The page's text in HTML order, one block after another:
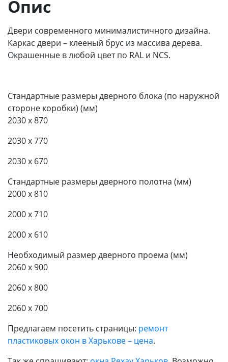
Опис
Двери современного минималистичного дизайна.
Каркас двери – клееный брус из массива дерева.
Окрашенные в любой цвет по RAL и NCS.
Стандартные размеры дверного блока (по наружной
стороне коробки) (мм)
2030 x 870
2030 x 770
2030 x 670
Стандартные размеры дверного полотна (мм)
2000 x 810
2000 x 710
2000 x 610
Необходимый размер дверного проема (мм)
2060 x 900
2060 x 800
2060 x 700
Предлагаем посетить страницы: ремонт
пластиковых окон в Харькове – цена.